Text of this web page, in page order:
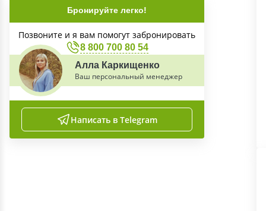
Бронируйте легко!
Позвоните и я вам помогут забронировать
8 800 700 80 54
Алла Каркищенко
Ваш персональный менеджер
Написать в Telegram